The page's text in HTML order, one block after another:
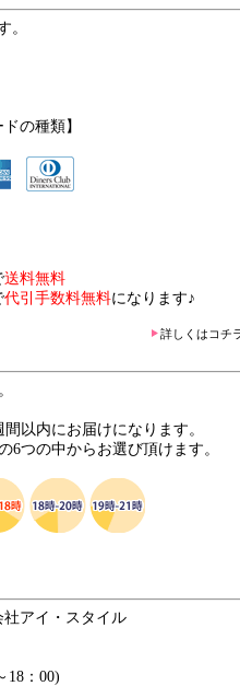
。
の種類】
送料無料
代引手数料無料になります♪
詳しくはコチ
以内にお届けになります。
6つの中からお選び頂けます。
アイ・スタイル
18：00)